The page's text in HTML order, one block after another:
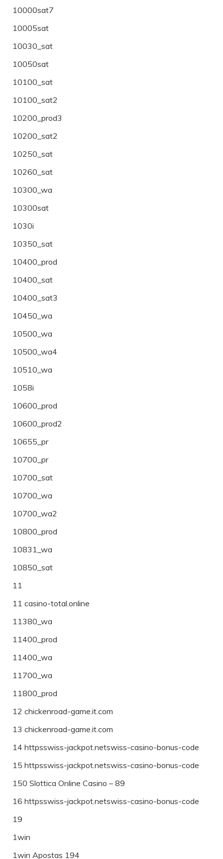
10000sat7
10005sat
10030_sat
10050sat
10100_sat
10100_sat2
10200_prod3
10200_sat2
10250_sat
10260_sat
10300_wa
10300sat
1030i
10350_sat
10400_prod
10400_sat
10400_sat3
10450_wa
10500_wa
10500_wa4
10510_wa
1058i
10600_prod
10600_prod2
10655_pr
10700_pr
10700_sat
10700_wa
10700_wa2
10800_prod
10831_wa
10850_sat
11
11 casino-total.online
11380_wa
11400_prod
11400_wa
11700_wa
11800_prod
12 chickenroad-game.it.com
13 chickenroad-game.it.com
14 httpsswiss-jackpot.netswiss-casino-bonus-code
15 httpsswiss-jackpot.netswiss-casino-bonus-code
150 Slottica Online Casino – 89
16 httpsswiss-jackpot.netswiss-casino-bonus-code
19
1win
1win Apostas 194